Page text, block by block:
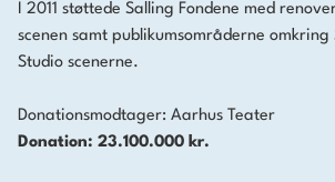
I 2011 støttede Salling Fondene med
scenen samt publikumsområderne omkring
Studio scenerne.
Donationsmodtager: Aarhus Teater
Donation: 23.100.000 kr.